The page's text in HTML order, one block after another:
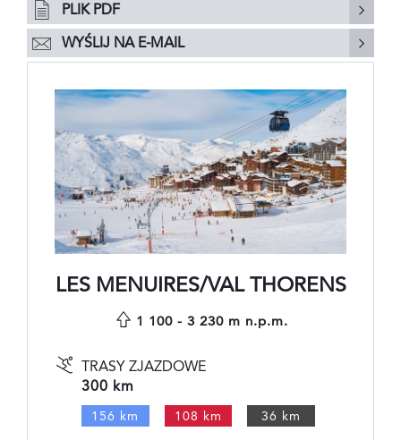
PLIK PDF
WYŚLIJ NA E-MAIL
LES MENUIRES/VAL THORENS
1 100 - 3 230 m n.p.m.
TRASY ZJAZDOWE
300 km
156 km 108 km 36 km